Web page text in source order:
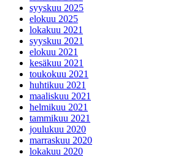
syyskuu 2025
elokuu 2025
lokakuu 2021
syyskuu 2021
elokuu 2021
kesäkuu 2021
toukokuu 2021
huhtikuu 2021
maaliskuu 2021
helmikuu 2021
tammikuu 2021
joulukuu 2020
marraskuu 2020
lokakuu 2020